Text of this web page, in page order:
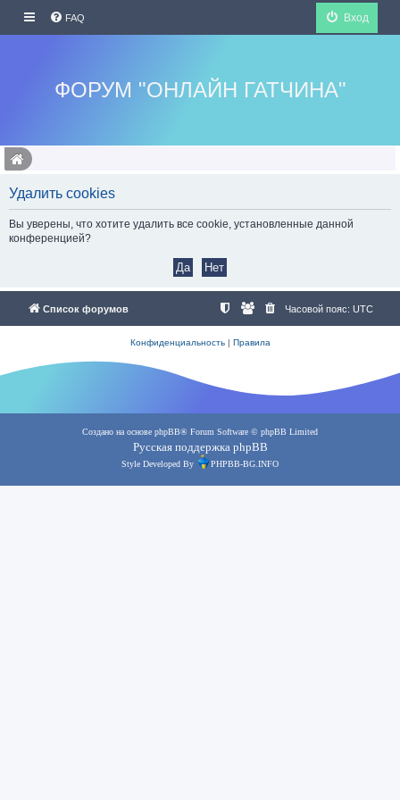
FAQ Вход
ФОРУМ "ОНЛАЙН ГАТЧИНА"
Удалить cookies
Вы уверены, что хотите удалить все cookie, установленные данной
конференцией?
Список форумов Часовой пояс: UTC
Конфиденциальность| Правила
Создано на основе phpBB® Forum Software © phpBB Limited
Русская поддержка phpBB
Style Developed By PHPBB-BG.INFO